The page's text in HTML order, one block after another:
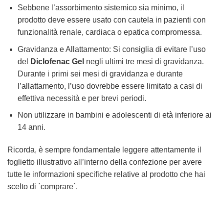
Sebbene l’assorbimento sistemico sia minimo, il
prodotto deve essere usato con cautela in pazienti con
funzionalità renale, cardiaca o epatica compromessa.
Gravidanza e Allattamento: Si consiglia di evitare l’uso
del
Diclofenac Gel negli ultimi tre mesi di gravidanza.
Durante i primi sei mesi di gravidanza e durante
l’allattamento, l’uso dovrebbe essere limitato a casi di
effettiva necessità e per brevi periodi.
Non utilizzare in bambini e adolescenti di età inferiore ai
14 anni.
Ricorda, è sempre fondamentale leggere attentamente il
foglietto illustrativo all’interno della confezione per avere
tutte le informazioni specifiche relative al prodotto che hai
scelto di `comprare`.